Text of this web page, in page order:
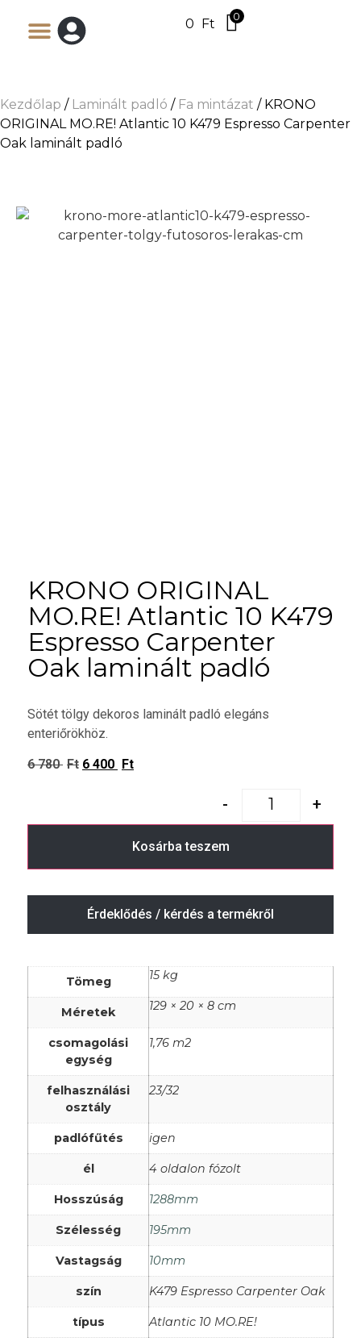
0 Ft 0
Kezdőlap / Laminált padló / Fa mintázat / KRONO
ORIGINAL MO.RE! Atlantic 10 K479 Espresso Carpenter
Oak laminált padló
KRONO ORIGINAL
MO.RE! Atlantic 10 K479
Espresso Carpenter
Oak laminált padló
Sötét tölgy dekoros laminált padló elegáns
enteriőrökhöz.
6 780 Ft 6 400 Ft
- +
Kosárba teszem
Érdeklődés / kérdés a termékről
Tömeg 15 kg
Méretek 129 × 20 × 8 cm
csomagolási
egység
1,76 m2
felhasználási
osztály
23/32
padlófűtés igen
él 4 oldalon fózolt
Hosszúság 1288mm
Szélesség 195mm
Vastagság 10mm
szín K479 Espresso Carpenter Oak
típus Atlantic 10 MO.RE!